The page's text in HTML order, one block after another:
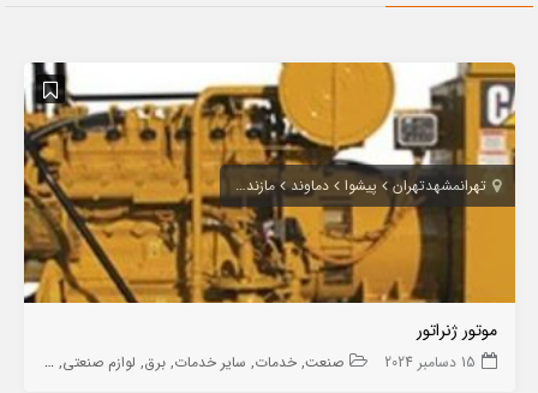
تهرانمشهدتهران پیشوا دماوند مازندران مازندران تهرانپارس جاجرود
موتور ژنراتور
15 دسامبر 2024 صنعت خدمات سایر خدمات برق لوازم صنعتی